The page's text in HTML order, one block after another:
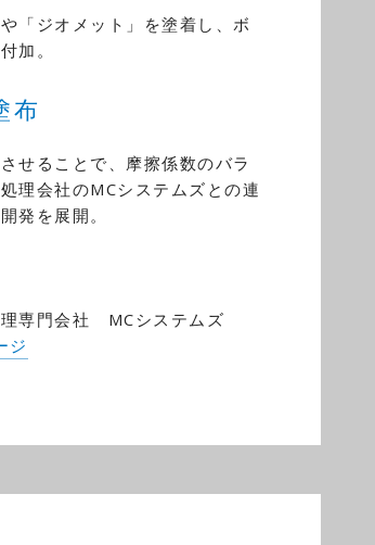
「ジオメット」を塗着し、ボ
加。
布
せることで、摩擦係数のバラ
理会社のMCシステムズとの連
発を展開。
専門会社 MCシステムズ
ジ